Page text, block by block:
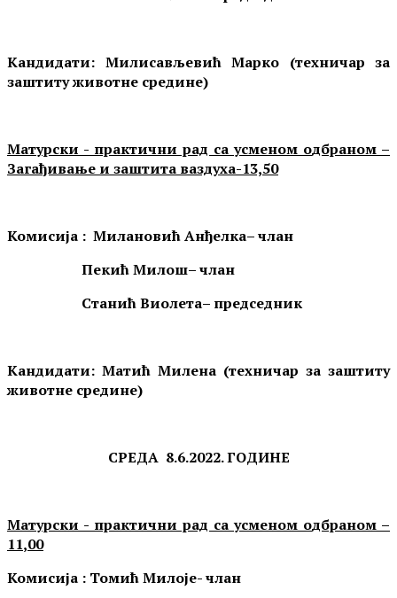
Кандидати: Милисављевић Марко (техничар за
заштиту животне средине)
Матурски - практични рад са усменом одбраном –
Загађивање и заштита ваздуха-13,50
Комисија : Милановић Анђелка– члан
Пекић Милош– члан
Станић Виолета– председник
Кандидати: Матић Милена (техничар за заштиту
животне средине)
СРЕДА 8.6.2022. ГОДИНЕ
Матурски - практични рад са усменом одбраном –
11,00
Комисија : Томић Милоје- члан